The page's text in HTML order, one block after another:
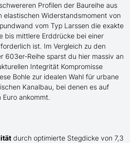
ren Profilen der Baureihe aus
elastischen Widerstandsmoment von
vom Typ Larssen die exakte
bis mittlere Erddrücke bei einer
ist. Im Vergleich zu den
603er-Reihe sparst du hier massiv an
Integrität Kompromisse
Bohle zur idealen Wahl für urbane
Kanalbau, bei denen es auf
ankommt.
durch optimierte Stegdicke von 7,3